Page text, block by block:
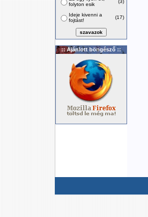
folyton esik
(3)
Ideje kivenni a
fojtást!
(17)
:: Ajánlott böngésző ::